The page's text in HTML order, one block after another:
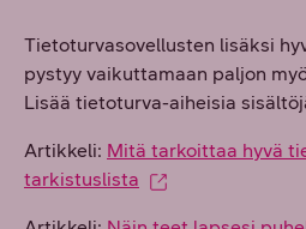
Tietoturvasovellusten lisäksi
pystyy vaikuttamaan paljon
Lisää tietoturva-aiheisia
Artikkeli: Mitä tarkoittaa hyvä
tarkistuslista